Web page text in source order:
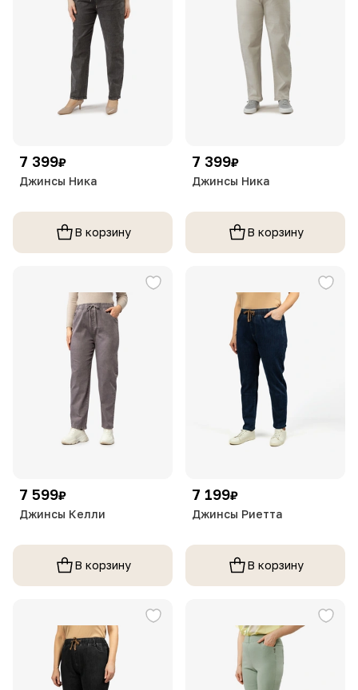
7 399₽
Джинсы Ника
В корзину
7 399₽
Джинсы Ника
В корзину
7 599₽
Джинсы Келли
В корзину
7 199₽
Джинсы Риетта
В корзину